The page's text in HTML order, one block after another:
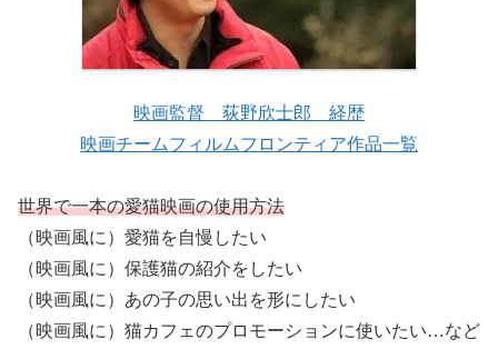
映画監督 荻野欣士郎 経歴
映画チームフィルムフロンティア作品一覧
世界で一本の愛猫映画の使用方法
（映画風に）愛猫を自慢したい
（映画風に）保護猫の紹介をしたい
（映画風に）あの子の思い出を形にしたい
（映画風に）猫カフェのプロモーションに使いたい…など